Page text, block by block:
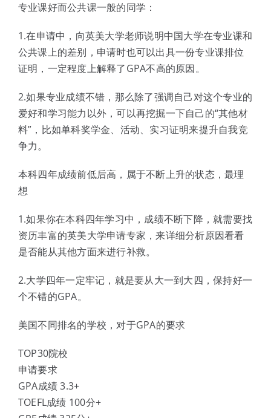
专业课好而公共课一般的同学：
1.在申请中，向英美大学老师说明中国大学在专业课和
公共课上的差别，申请时也可以出具一份专业课排位
证明，一定程度上解释了GPA不高的原因。
2.如果专业成绩不错，那么除了强调自己对这个专业的
爱好和学习能力以外，可以再挖掘一下自己的“其他材
料”，比如单科奖学金、活动、实习证明来提升自我竞
争力。
本科四年成绩前低后高，属于不断上升的状态，最理
想
1.如果你在本科四年学习中，成绩不断下降，就需要找
资历丰富的英美大学申请专家，来详细分析原因看看
是否能从其他方面来进行补救。
2.大学四年一定牢记，就是要从大一到大四，保持好一
个不错的GPA。
美国不同排名的学校，对于GPA的要求
TOP30院校
申请要求
GPA成绩 3.3+
TOEFL成绩 100分+